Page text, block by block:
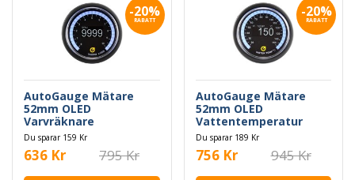
-20%
RABATT
AutoGauge Mätare
52mm OLED
Varvräknare
Du sparar 159 Kr
636 Kr 795 Kr
-20%
RABATT
AutoGauge Mätare
52mm OLED
Vattentemperatur
Du sparar 189 Kr
756 Kr 945 Kr